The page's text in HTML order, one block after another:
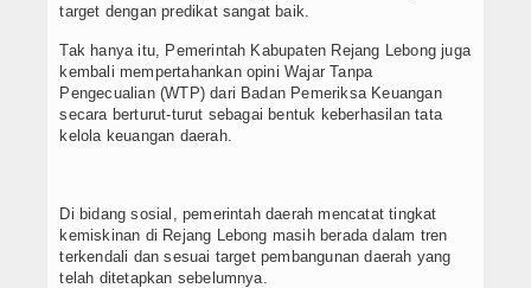
target dengan predikat sangat baik.
Tak hanya itu, Pemerintah Kabupaten Rejang Lebong juga
kembali mempertahankan opini Wajar Tanpa
Pengecualian (WTP) dari Badan Pemeriksa Keuangan
secara berturut-turut sebagai bentuk keberhasilan tata
kelola keuangan daerah.
Di bidang sosial, pemerintah daerah mencatat tingkat
kemiskinan di Rejang Lebong masih berada dalam tren
terkendali dan sesuai target pembangunan daerah yang
telah ditetapkan sebelumnya.